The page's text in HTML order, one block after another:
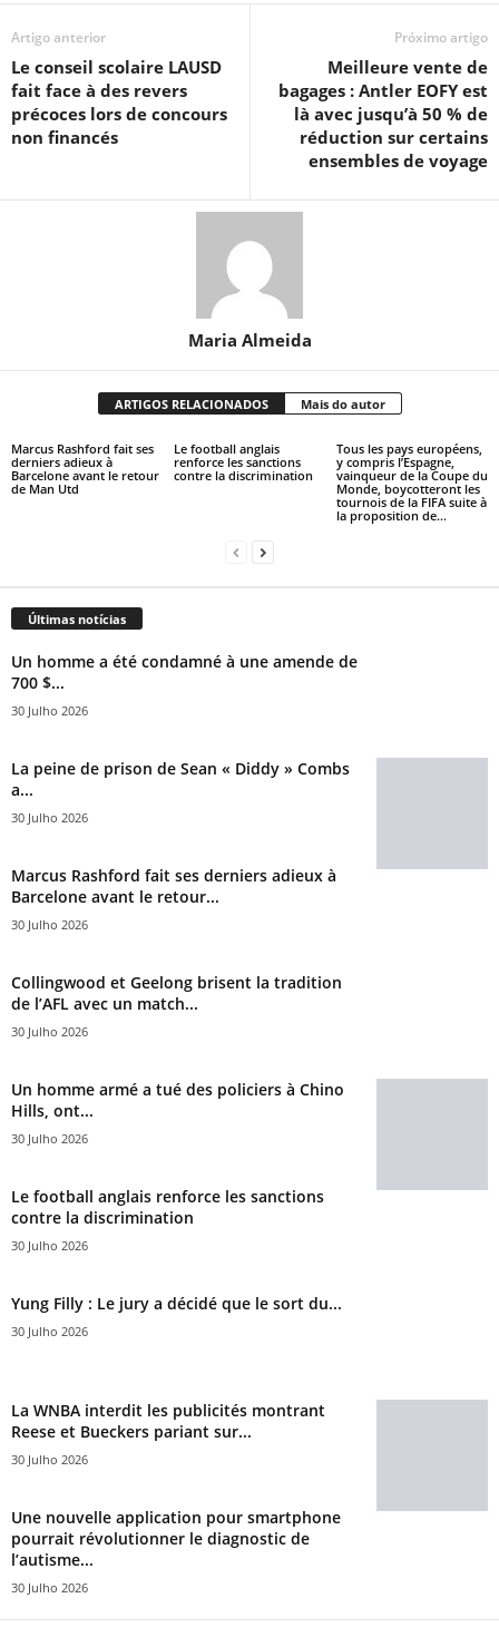
Artigo anterior
Le conseil scolaire LAUSD
fait face à des revers
précoces lors de concours
non financés
Próximo artigo
Meilleure vente de
bagages : Antler EOFY est
là avec jusqu’à 50 % de
réduction sur certains
ensembles de voyage
Maria Almeida
ARTIGOS RELACIONADOS Mais do autor
Marcus Rashford fait ses
derniers adieux à
Barcelone avant le retour
de Man Utd
Le football anglais
renforce les sanctions
contre la discrimination
Tous les pays européens,
y compris l’Espagne,
vainqueur de la Coupe du
Monde, boycotteront les
tournois de la FIFA suite à
la proposition de...
Últimas notícias
Un homme a été condamné à une amende de
700 $...
30 Julho 2026
La peine de prison de Sean « Diddy » Combs
a...
30 Julho 2026
Marcus Rashford fait ses derniers adieux à
Barcelone avant le retour...
30 Julho 2026
Collingwood et Geelong brisent la tradition
de l’AFL avec un match...
30 Julho 2026
Un homme armé a tué des policiers à Chino
Hills, ont...
30 Julho 2026
Le football anglais renforce les sanctions
contre la discrimination
30 Julho 2026
Yung Filly : Le jury a décidé que le sort du...
30 Julho 2026
La WNBA interdit les publicités montrant
Reese et Bueckers pariant sur...
30 Julho 2026
Une nouvelle application pour smartphone
pourrait révolutionner le diagnostic de
l’autisme...
30 Julho 2026